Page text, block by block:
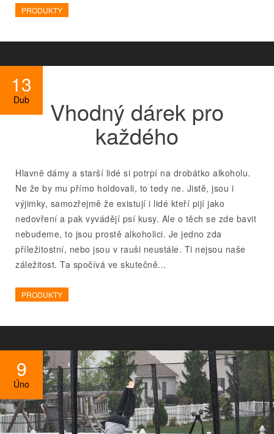
PRODUKTY
13
Dub Vhodný dárek pro
každého
Hlavně dámy a starší lidé si potrpí na drobátko alkoholu.
Ne že by mu přímo holdovali, to tedy ne. Jistě, jsou i
výjimky, samozřejmě že existují i lidé kteří pijí jako
nedovření a pak vyvádějí psí kusy. Ale o těch se zde bavit
nebudeme, to jsou prostě alkoholici. Je jedno zda
příležitostní, nebo jsou v rauši neustále. Ti nejsou naše
záležitost. Ta spočívá ve skutečně...
PRODUKTY
9
Úno